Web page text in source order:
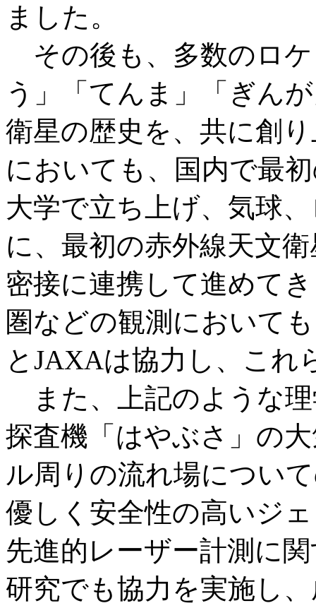
ました。
その後も、多数のロ
う」「てんま」「ぎん
衛星の歴史を、共に創
においても、国内で最
大学で立ち上げ、気球
に、最初の赤外線天文
密接に連携して進めて
圏などの観測において
とJAXAは協力し、これ
また、上記のような
探査機「はやぶさ」の
ル周りの流れ場につい
優しく安全性の高いジ
先進的レーザー計測に
研究でも協力を実施し